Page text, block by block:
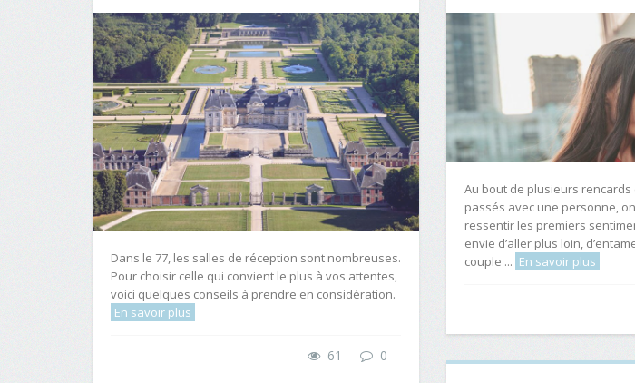
Dans le 77, les salles de réception sont nombreuses.
Pour choisir celle qui convient le plus à vos attentes,
voici quelques conseils à prendre en considération.
En savoir plus
61 0
Au bout de plusieurs rencards
passés avec une personne,
ressentir les premiers
envie d’aller plus loin,
couple ... En savoir plus